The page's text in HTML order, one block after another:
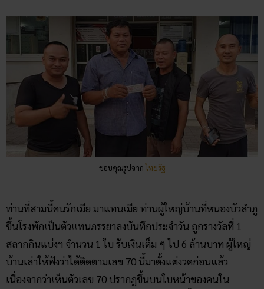
ขอบคุณรูปจาก ไทยรัฐ
ท่านที่สามนี้คนรักเมีย มาแทนเมีย ท่านผู้ใหญ่บ้านที่หนองบัวลำภู
ขึ้นโรงพักเป็นตัวแทนภรรยาลงบันทึกประจำวัน ถูกรางวัลที่ 1
สลากกินแบ่งฯ จำนวน 1 ใบ รับเงินเต็ม ๆ ไป 6 ล้านบาท ผู้ใหญ่
บ้านเล่าให้ฟังว่าได้ติดตามเลข 70 นี้มาตั้งแต่งวดก่อนแล้ว
เนื่องจากว่าเห็นตัวเลข 70 ปรากฎขึ้นบนใบหน้าของคนใน